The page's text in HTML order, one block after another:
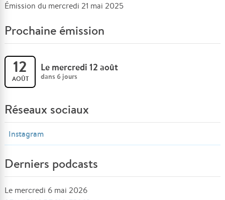
Émission du mercredi 21 mai 2025
Prochaine émission
12
AOÛT
Le mercredi 12 août
dans 6 jours
Réseaux sociaux
Instagram
Derniers podcasts
Le mercredi 6 mai 2026